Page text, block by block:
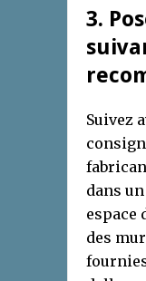
3.
Suivez
dans
espace
des